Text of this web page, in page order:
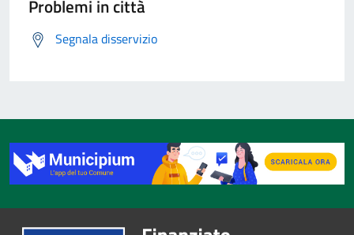
Problemi in città
Segnala disservizio